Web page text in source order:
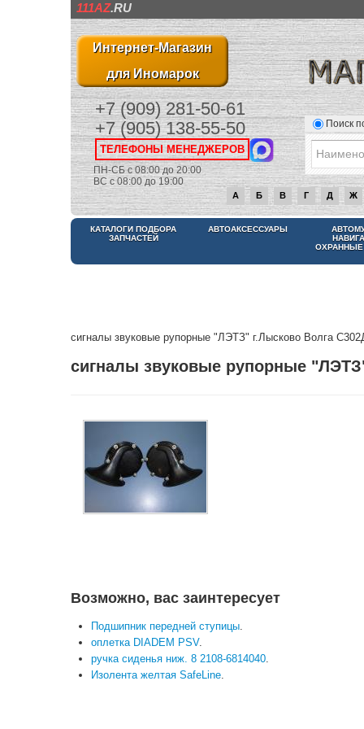
111AZ.RU
Интернет-Магазин
для Иномарок
+7 (909) 281-50-61
+7 (905) 138-55-50
ТЕЛЕФОНЫ МЕНЕДЖЕРОВ
ПН-СБ с 08:00 до 20:00
ВС с 08:00 до 19:00
Поиск
А Б В Г Д Ж
КАТАЛОГИ ПОДБОРА
ЗАПЧАСТЕЙ
АВТОАКСЕССУАРЫ
сигналы звуковые рупорные "ЛЭТЗ" г.Лысково Волга
сигналы звуковые рупорные
Возможно, вас заинтересует
Подшипник передней ступицы.
оплетка DIADEM PSV.
ручка сиденья ниж. 8 2108-6814040.
Изолента желтая SafeLine.